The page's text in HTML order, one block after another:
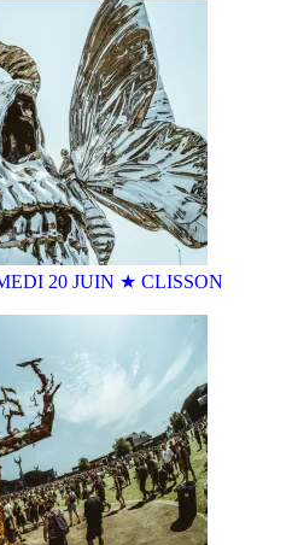
20 JUIN ★ CLISSON